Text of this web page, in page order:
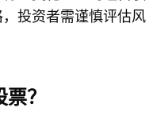
投资者需谨慎评估风
？